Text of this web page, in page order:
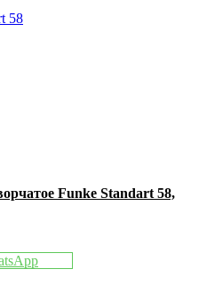
58
Funke Standart 58,